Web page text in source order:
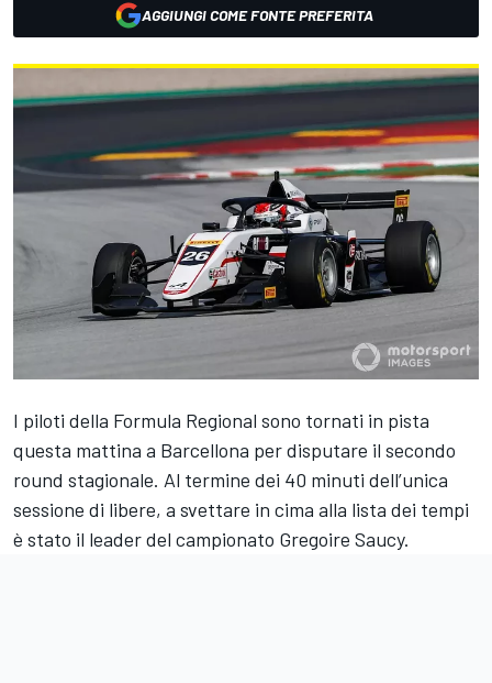
AGGIUNGI COME FONTE PREFERITA
I piloti della Formula Regional sono tornati in pista
questa mattina a Barcellona per disputare il secondo
round stagionale. Al termine dei 40 minuti dell’unica
sessione di libere, a svettare in cima alla lista dei tempi
è stato il leader del campionato Gregoire Saucy.